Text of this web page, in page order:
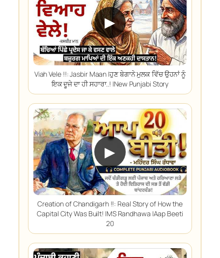
▶
Viah Vele !!: Jasbir Maan |ਹੁਣ ਬੇਗਾਨੇ ਮੁਲਕ ਵਿੱਚ ਉਹਨਾਂ ਨੂੰ
ਇਕ ਦੂਜੇ ਦਾ ਹੀ ਸਹਾਰਾ..! |New Punjabi Story
▶
Creation of Chandigarh !!: Real Story of How the
Capital City Was Built! |MS Randhawa |Aap Beeti
20